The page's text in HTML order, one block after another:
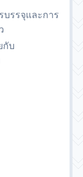
บรรจุและการ
กับ